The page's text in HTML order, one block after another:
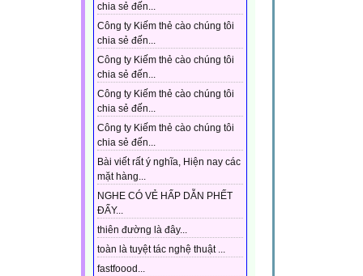
chia sẻ đến...
Công ty Kiếm thẻ cào chúng tôi
chia sẻ đến...
Công ty Kiếm thẻ cào chúng tôi
chia sẻ đến...
Công ty Kiếm thẻ cào chúng tôi
chia sẻ đến...
Công ty Kiếm thẻ cào chúng tôi
chia sẻ đến...
Bài viết rất ý nghĩa, Hiện nay các
mặt hàng...
NGHE CÓ VẺ HẤP DẪN PHẾT
ĐẤY...
thiên đường là đây...
toàn là tuyệt tác nghệ thuật ...
fastfoood...